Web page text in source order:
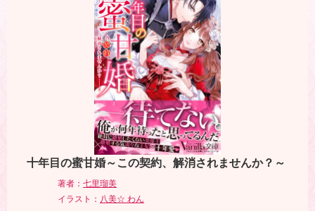
十年目の蜜甘婚～この契約、解消されませんか？～
著者： 七里瑠美
イラスト： 八美☆ わん